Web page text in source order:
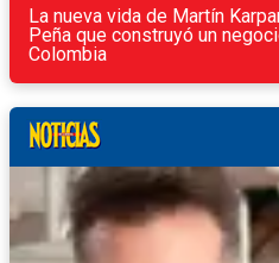
La nueva vida de Martín
Peña que construyó un
Colombia